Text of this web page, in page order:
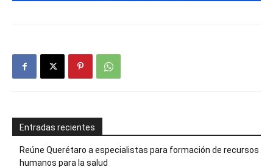
Entradas recientes
Reúne Querétaro a especialistas para formación de recursos
humanos para la salud